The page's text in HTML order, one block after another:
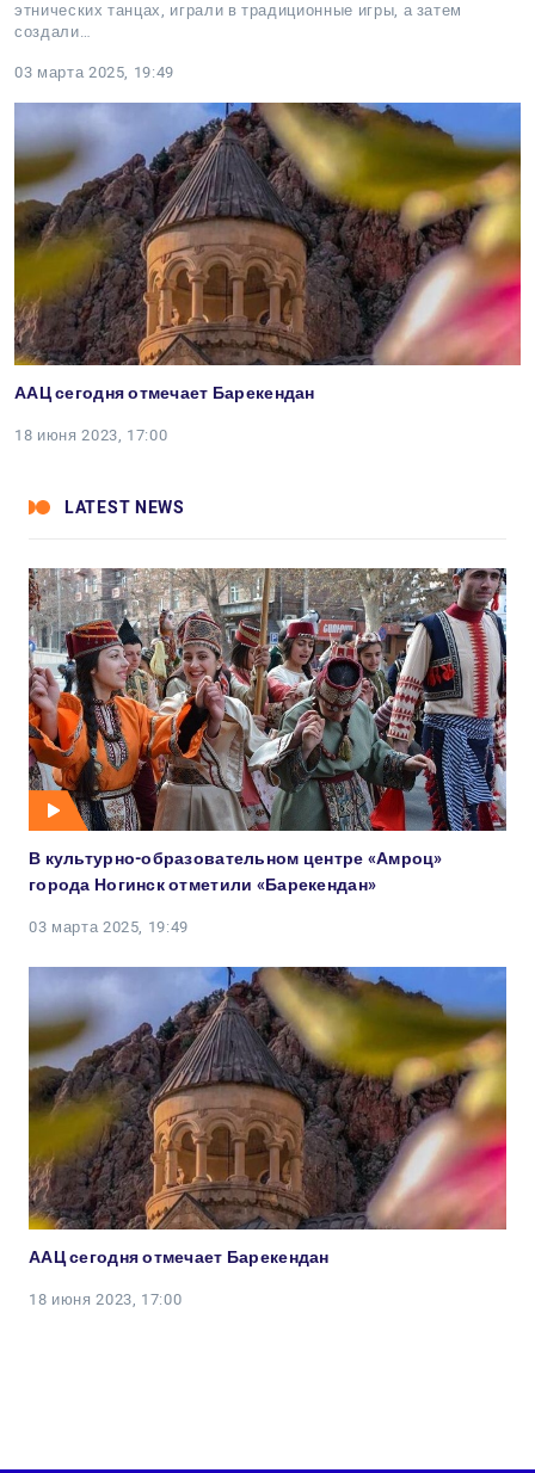
этнических танцах, играли в традиционные игры, а затем
создали…
03 марта 2025, 19:49
ААЦ сегодня отмечает Барекендан
18 июня 2023, 17:00
LATEST NEWS
В культурно-образовательном центре «Амроц»
города Ногинск отметили «Барекендан»
03 марта 2025, 19:49
ААЦ сегодня отмечает Барекендан
18 июня 2023, 17:00